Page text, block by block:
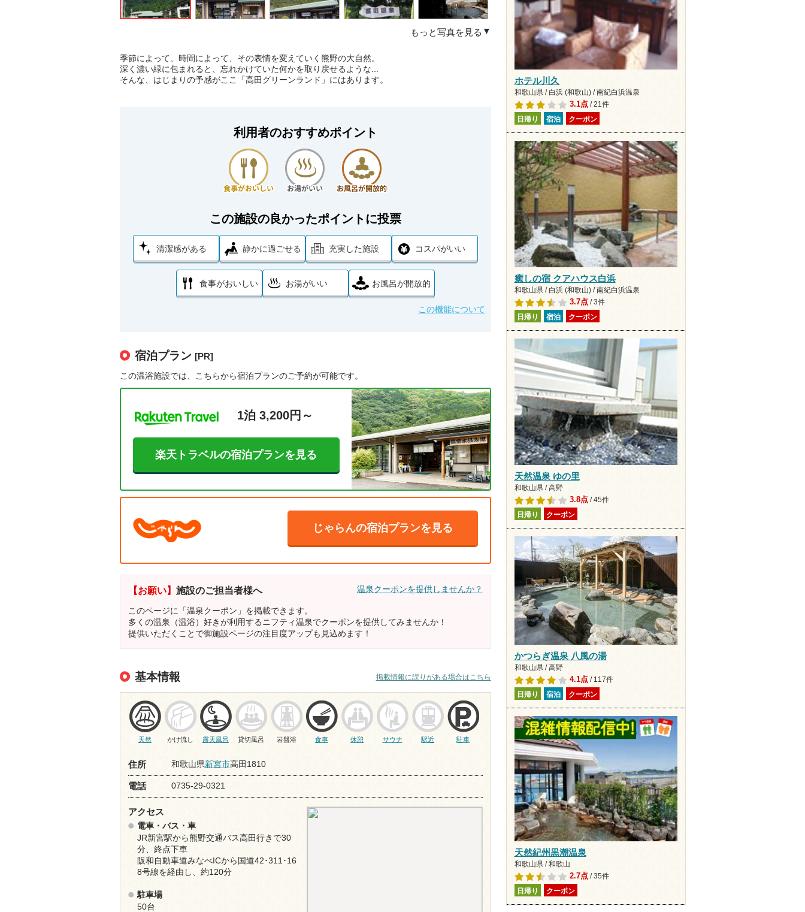
もっと写真を見る
季節によって、時間によって、その表情を変えていく熊野の大自然。
深く濃い緑に包まれると、忘れかけていた何かを取り戻せるような...
そんな、はじまりの予感がここ「高田グリーンランド」にはあります。
利用者のおすすめポイント
この施設の良かったポイントに投票
清潔感がある 静かに過ごせる 充実した施設 コスパがいい
食事がおいしい お湯がいい お風呂が開放的
この機能について
宿泊プラン [PR]
この温浴施設では、こちらから宿泊プランのご予約が可能です。
1泊 3,200円～
楽天トラベルの宿泊プランを見る
じゃらんの宿泊プランを見る
【お願い】 施設のご担当者様へ 温泉クーポンを提供しませんか？
このページに「温泉クーポン」を掲載できます。
多くの温泉（温浴）好きが利用するニフティ温泉でクーポンを提供してみませんか！
提供いただくことで御施設ページの注目度アップも見込めます！
基本情報 掲載情報に誤りがある場合はこちら
天然 かけ流し 露天風呂 貸切風呂 岩盤浴 食事 休憩 サウナ 駅近 駐車
住所 和歌山県新宮市高田1810
電話 0735-29-0321
アクセス
電車・バス・車
JR新宮駅から熊野交通バス高田行きで30
分、終点下車
阪和自動車道みなべICから国道42･311･16
8号線を経由し、約120分
駐車場
50台
ホテル川久
和歌山県 / 白浜 (和歌山) / 南紀白浜温泉
3.1点/ 21件
日帰り 宿泊 クーポン
癒しの宿 クアハウス白浜
和歌山県 / 白浜 (和歌山) / 南紀白浜温泉
3.7点/ 3件
日帰り 宿泊 クーポン
天然温泉 ゆの里
和歌山県 / 高野
3.8点/ 45件
日帰り クーポン
かつらぎ温泉 八風の湯
和歌山県 / 高野
4.1点/ 117件
日帰り 宿泊 クーポン
天然紀州黒潮温泉
和歌山県 / 和歌山
2.7点/ 35件
日帰り クーポン